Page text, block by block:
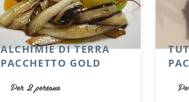
ALCHIMIE DI TERRA
PACCHETTO GOLD
Per 2 persone